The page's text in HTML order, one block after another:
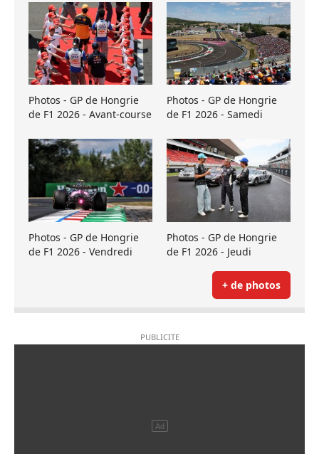
Photos - GP de Hongrie
de F1 2026 - Avant-course
Photos - GP de Hongrie
de F1 2026 - Samedi
Photos - GP de Hongrie
de F1 2026 - Vendredi
Photos - GP de Hongrie
de F1 2026 - Jeudi
+ de photos